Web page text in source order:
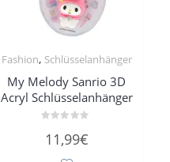
Fashion, Schlüsselanhänger
My Melody Sanrio 3D
Acryl Schlüsselanhänger
mit
11,99€